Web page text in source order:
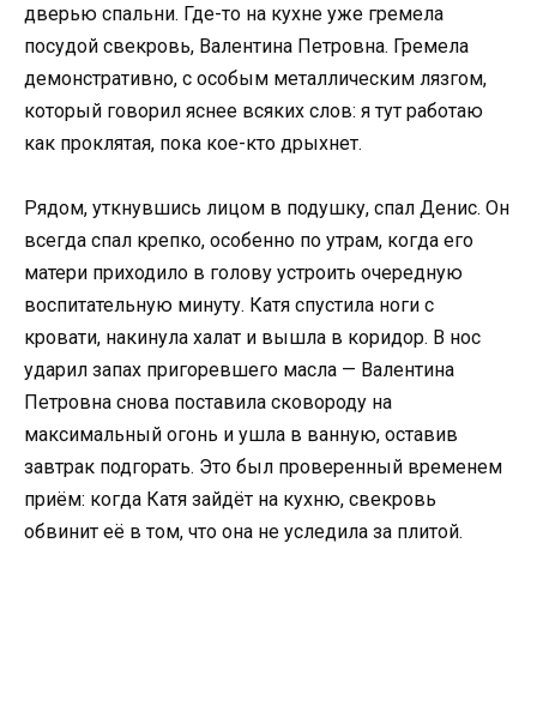
дверью спальни. Где-то на кухне уже гремела
посудой свекровь, Валентина Петровна. Гремела
демонстративно, с особым металлическим лязгом,
который говорил яснее всяких слов: я тут работаю
как проклятая, пока кое-кто дрыхнет.
Рядом, уткнувшись лицом в подушку, спал Денис. Он
всегда спал крепко, особенно по утрам, когда его
матери приходило в голову устроить очередную
воспитательную минуту. Катя спустила ноги с
кровати, накинула халат и вышла в коридор. В нос
ударил запах пригоревшего масла — Валентина
Петровна снова поставила сковороду на
максимальный огонь и ушла в ванную, оставив
завтрак подгорать. Это был проверенный временем
приём: когда Катя зайдёт на кухню, свекровь
обвинит её в том, что она не уследила за плитой.